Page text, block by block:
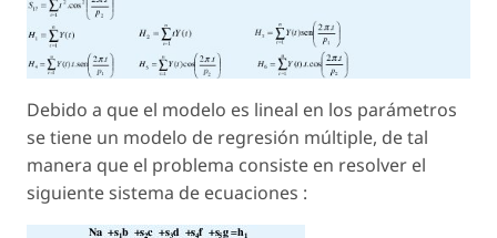
Debido a que el modelo es lineal en los parámetros
se tiene un modelo de regresión múltiple, de tal
manera que el problema consiste en resolver el
siguiente sistema de ecuaciones :